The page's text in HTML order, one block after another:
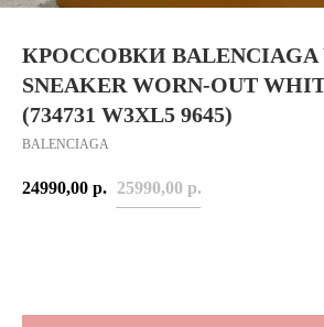
КРОССОВКИ BALENCIAGA
SNEAKER WORN-OUT
(734731 W3XL5 9645)
BALENCIAGA
24990,00 р. 25990,00 р.